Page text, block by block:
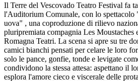
Il Terre del Vescovado Teatro Festival fa
l'Auditorium Comunale, con lo spettacolo
uova" , una coproduzione di rilievo
pluripremiata compagnia Les Moustaches
Romagna Teatri. La scena si apre su tre
camici bianchi pensati per celare le loro
solo le pance, gonfie, tonde e levigate
condividono la stessa attesa: aspettano il
esplora l'amore cieco e viscerale delle